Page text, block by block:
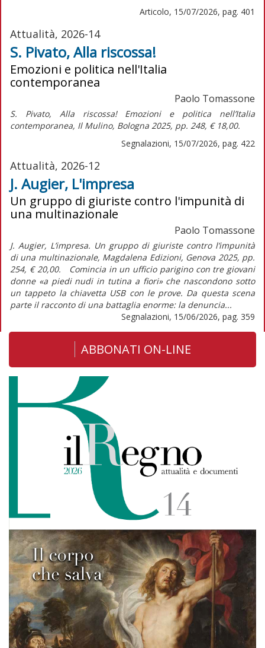
Articolo, 15/07/2026, pag. 401
Attualità, 2026-14
S. Pivato, Alla riscossa!
Emozioni e politica nell'Italia
contemporanea
Paolo Tomassone
S. Pivato, Alla riscossa! Emozioni e politica nell’Italia
contemporanea, Il Mulino, Bologna 2025, pp. 248, € 18,00.
Segnalazioni, 15/07/2026, pag. 422
Attualità, 2026-12
J. Augier, L'impresa
Un gruppo di giuriste contro l'impunità di
una multinazionale
Paolo Tomassone
J. Augier, L’impresa. Un gruppo di giuriste contro l’impunità
di una multinazionale, Magdalena Edizioni, Genova 2025, pp.
254, € 20,00. Comincia in un ufficio parigino con tre giovani
donne «a piedi nudi in tutina a fiori» che nascondono sotto
un tappeto la chiavetta USB con le prove. Da questa scena
parte il racconto di una battaglia enorme: la denuncia...
Segnalazioni, 15/06/2026, pag. 359
ABBONATI ON-LINE